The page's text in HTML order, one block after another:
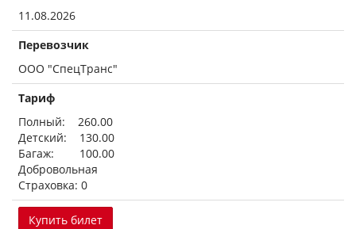
11.08.2026
Перевозчик
ООО "СпецТранс"
Тариф
Полный: 260.00
Детский: 130.00
Багаж: 100.00
Добровольная
Страховка: 0
Купить билет